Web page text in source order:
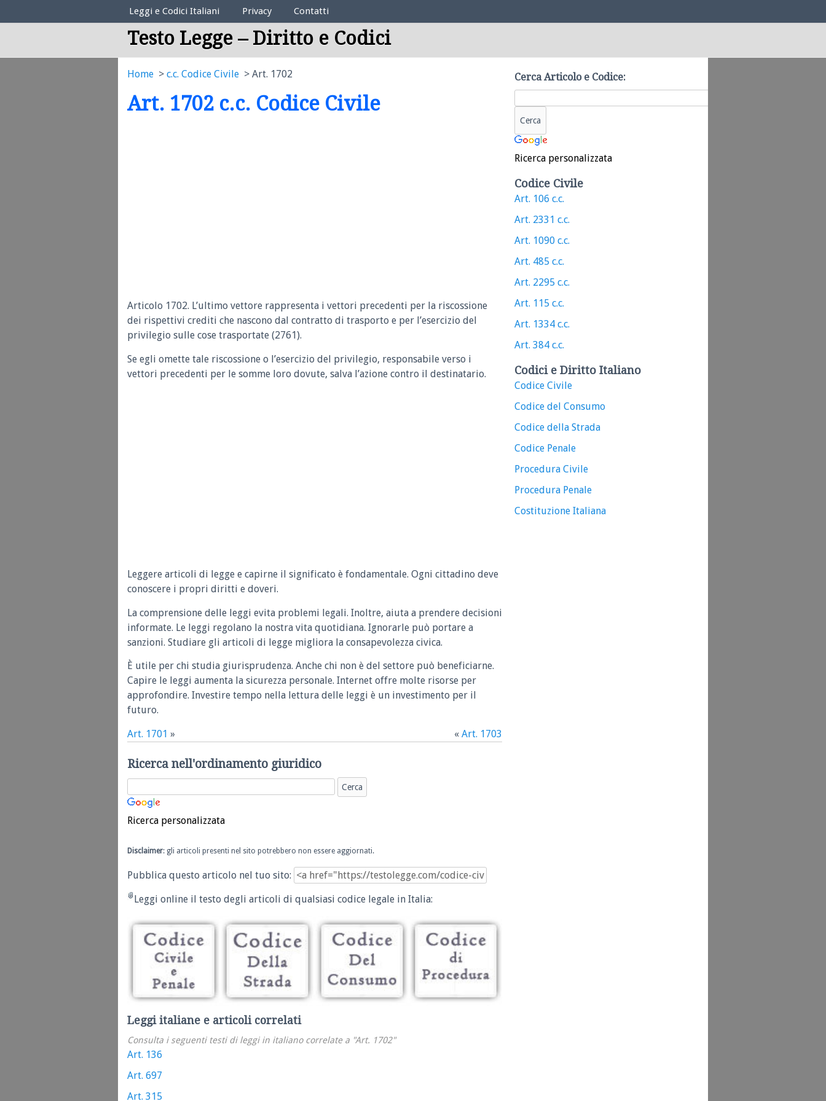
Elenco Codici Legali
Leggi e Codici Italiani Privacy Contatti
Testo Legge – Diritto e Codici
Home c.c. Codice Civile Art. 1702
Art. 1702 c.c. Codice Civile
Articolo 1702. L’ultimo vettore rappresenta i vettori precedenti per la riscossione
dei rispettivi crediti che nascono dal contratto di trasporto e per l’esercizio del
privilegio sulle cose trasportate (2761).
Se egli omette tale riscossione o l’esercizio del privilegio, responsabile verso i
vettori precedenti per le somme loro dovute, salva l’azione contro il destinatario.
Leggere articoli di legge e capirne il significato è fondamentale. Ogni cittadino deve
conoscere i propri diritti e doveri.
La comprensione delle leggi evita problemi legali. Inoltre, aiuta a prendere decisioni
informate. Le leggi regolano la nostra vita quotidiana. Ignorarle può portare a
sanzioni. Studiare gli articoli di legge migliora la consapevolezza civica.
È utile per chi studia giurisprudenza. Anche chi non è del settore può beneficiarne.
Capire le leggi aumenta la sicurezza personale. Internet offre molte risorse per
approfondire. Investire tempo nella lettura delle leggi è un investimento per il
futuro.
Art. 1701 » « Art. 1703
Ricerca nell'ordinamento giuridico
Ricerca personalizzata
Disclaimer: gli articoli presenti nel sito potrebbero non essere aggiornati.
Pubblica questo articolo nel tuo sito:
Leggi online il testo degli articoli di qualsiasi codice legale in Italia:
Leggi italiane e articoli correlati
Consulta i seguenti testi di leggi in italiano correlate a "Art. 1702"
Art. 136
Art. 697
Art. 315
Cerca Articolo e Codice:
Ricerca personalizzata
Codice Civile
Art. 106 c.c.
Art. 2331 c.c.
Art. 1090 c.c.
Art. 485 c.c.
Art. 2295 c.c.
Art. 115 c.c.
Art. 1334 c.c.
Art. 384 c.c.
Codici e Diritto Italiano
Codice Civile
Codice del Consumo
Codice della Strada
Codice Penale
Procedura Civile
Procedura Penale
Costituzione Italiana